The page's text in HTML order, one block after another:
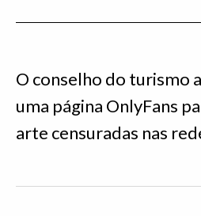
O conselho do turismo
uma página OnlyFans
arte censuradas nas